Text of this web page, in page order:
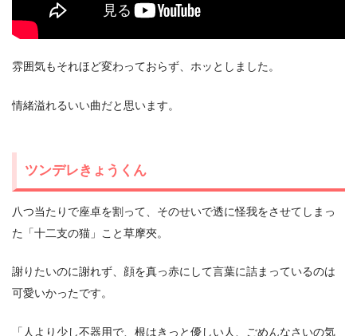
雰囲気もそれほど変わっておらず、ホッとしました。
情緒溢れるいい曲だと思います。
ツンデレきょうくん
八つ当たりで座卓を割って、そのせいで透に怪我をさせてしまっ
た「十二支の猫」こと草摩夾。
謝りたいのに謝れず、顔を真っ赤にして言葉に詰まっているのは
可愛いかったです。
「人より少し不器用で、根はきっと優しい人、ごめんなさいの気